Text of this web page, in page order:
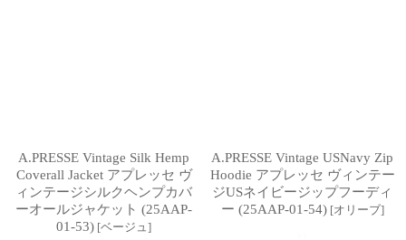
A.PRESSE Vintage Silk Hemp
Coverall Jacket アプレッセ ヴ
ィンテージシルクヘンプカバ
ーオールジャケット (25AAP-
01-53) [ベージュ]
A.PRESSE Vintage USNavy Zip
Hoodie アプレッセ ヴィンテー
ジUSネイビージップフーディ
ー (25AAP-01-54) [オリーブ]